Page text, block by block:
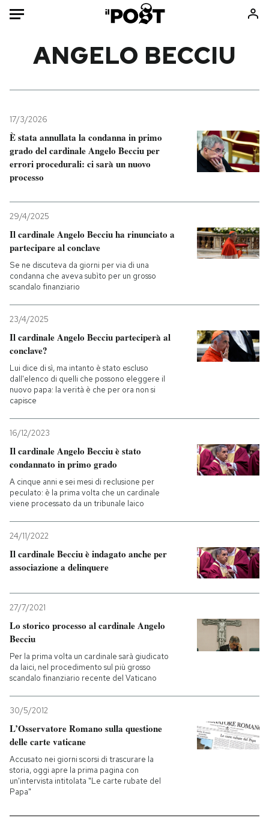
Mondo
Politica
Tecnologia
Internet
Cultura
Economia
Sport
Consumismi
Storie/Idee
Ok Boomer!
Europa
Mondiali calcio 2026
NEWSLETTER
I MIEI PREFERITI
CALENDARIO
AREA PERSONALE
ANGELO BECCIU
17/3/2026
È stata annullata la condanna in primo
grado del cardinale Angelo Becciu per
errori procedurali: ci sarà un nuovo
processo
29/4/2025
Il cardinale Angelo Becciu ha rinunciato a
partecipare al conclave
Se ne discuteva da giorni per via di una
condanna che aveva subìto per un grosso
scandalo finanziario
23/4/2025
Il cardinale Angelo Becciu parteciperà al
conclave?
Lui dice di sì, ma intanto è stato escluso
dall'elenco di quelli che possono eleggere il
nuovo papa: la verità è che per ora non si
capisce
16/12/2023
Il cardinale Angelo Becciu è stato
condannato in primo grado
A cinque anni e sei mesi di reclusione per
peculato: è la prima volta che un cardinale
viene processato da un tribunale laico
24/11/2022
Il cardinale Becciu è indagato anche per
associazione a delinquere
27/7/2021
Lo storico processo al cardinale Angelo
Becciu
Per la prima volta un cardinale sarà giudicato
da laici, nel procedimento sul più grosso
scandalo finanziario recente del Vaticano
30/5/2012
L’Osservatore Romano sulla questione
delle carte vaticane
Accusato nei giorni scorsi di trascurare la
storia, oggi apre la prima pagina con
un'intervista intitolata "Le carte rubate del
Papa"